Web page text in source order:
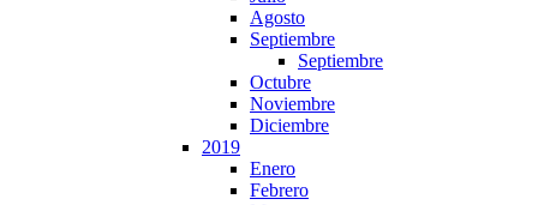
Agosto
Septiembre
Septiembre
Octubre
Noviembre
Diciembre
2019
Enero
Febrero